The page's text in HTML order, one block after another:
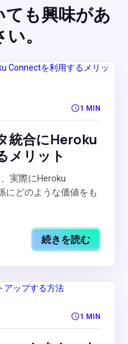
も興味があ
。
1 MIN
統合にHeroku
メリット
実際にHeroku
にどのような価値をも
続きを読む
1 MIN